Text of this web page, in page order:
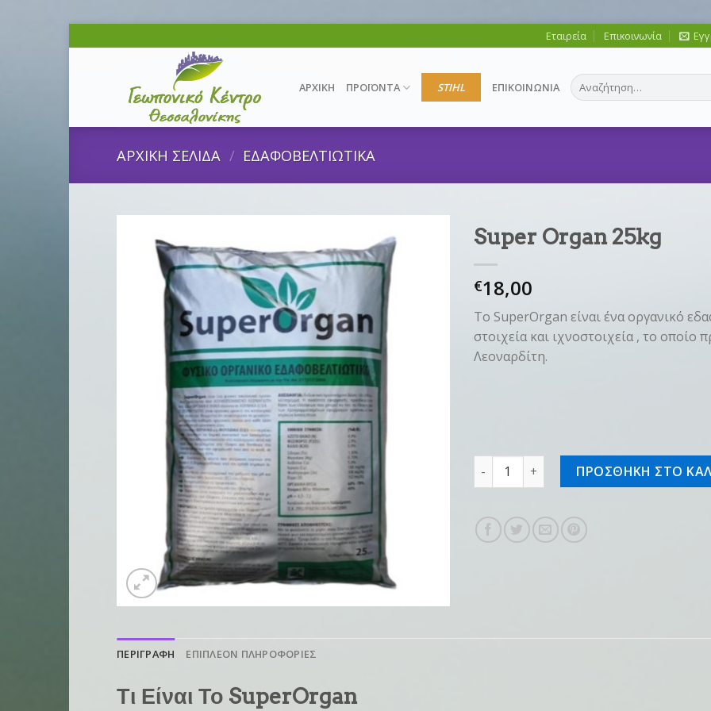
to
Εταιρεία Επικοινωνία
ΑΡΧΙΚΗ ΠΡΟΪΟΝΤΑ STIHL ΕΠΙΚΟΙΝΩΝΙΑ
Αναζήτηση
για:
ΑΡΧΙΚΗ ΣΕΛΙΔΑ / ΕΔΑΦΟΒΕΛΤΙΩΤΙΚΑ
Super Organ 25kg
€18,00
Το SuperOrgan είναι ένα οργανικό
στοιχεία και ιχνοστοιχεία , το
Λεοναρδίτη.
Super Organ 25kg ποσότητα
ΠΡΟΣΘΗΚΗ ΣΤΟ
ΠΕΡΙΓΡΑΦΗ ΕΠΙΠΛΕΟΝ ΠΛΗΡΟΦΟΡΙΕΣ
Τι Είναι Το SuperOrgan